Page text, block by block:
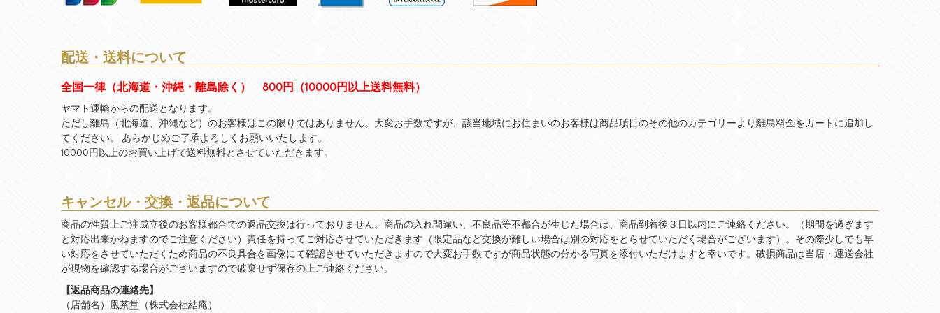
配送・送料について
全国一律（北海道・沖縄・離島除く） 800円（10000円以上送料無料）
ヤマト運輸からの配送となります。
ただし離島（北海道、沖縄など）のお客様はこの限りではありません。大変お手数ですが、該当地域にお住まいのお客様は商品項目のその他のカテゴリーより離島料金をカートに追加し
てください。 あらかじめご了承よろしくお願いいたします。
10000円以上のお買い上げで送料無料とさせていただきます。
キャンセル・交換・返品について
商品の性質上ご注成立後のお客様都合での返品交換は行っておりません。商品の入れ間違い、不良品等不都合が生じた場合は、商品到着後３日以内にご連絡ください。（期間を過ぎます
と対応出来かねますのでご注意ください）責任を持ってご対応させていただきます（限定品など交換が難しい場合は別の対応をとらせていただく場合がございます）。その際少しでも早
い対応をさせていただくため商品の不良具合を画像にて確認させていただきますので大変お手数ですが商品状態の分かる写真を添付いただけますと幸いです。破損商品は当店・運送会社
が現物を確認する場合がございますので破棄せず保存の上ご連絡ください。
【返品商品の連絡先】
（店舗名）凰茶堂（株式会社結庵）